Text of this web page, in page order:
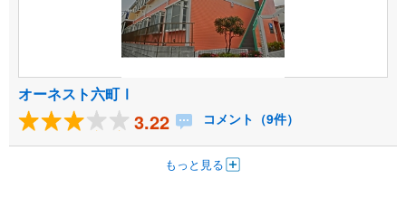
オーネスト六町Ⅰ
3.22 コメント（9件）
もっと見る